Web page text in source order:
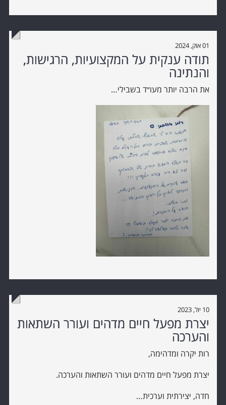
01 אוק, 2024
תודה ענקית על המקצועיות, הרגישות,
והנתינה
את הרבה יותר מעו״ד בשבילי…
10 יול, 2023
יצרת מפעל חיים מדהים ועורר השתאות
והערכה
רות יקרה ומדהימה,
יצרת מפעל חיים מדהים ועורר השתאות והערכה.
חדה, יצירתית וערכית…